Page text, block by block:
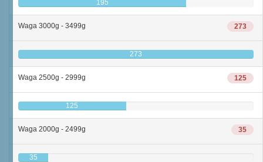
195
273
Waga 3000g - 3499g
273
125
Waga 2500g - 2999g
125
35
Waga 2000g - 2499g
35